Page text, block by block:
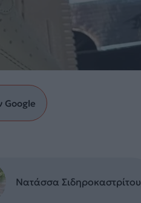
Google
Νατάσσα Σιδηροκαστρίτου